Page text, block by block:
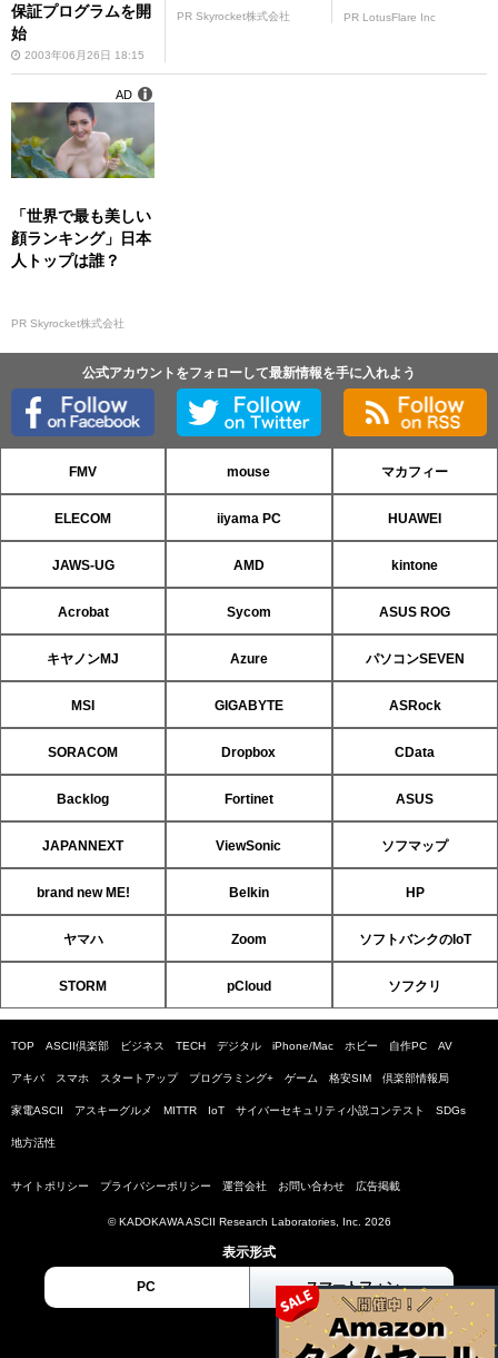
保証プログラムを開
始
2003年06月26日 18:15
PR Skyrocket株式会社 PR LotusFlare Inc
「世界で最も美しい
顔ランキング」日本
人トップは誰？
PR Skyrocket株式会社
AD
公式アカウントをフォローして最新情報を手に入れよう
FMV mouse マカフィー
ELECOM iiyama PC HUAWEI
JAWS-UG AMD kintone
Acrobat Sycom ASUS ROG
キヤノンMJ Azure パソコンSEVEN
MSI GIGABYTE ASRock
SORACOM Dropbox CData
Backlog Fortinet ASUS
JAPANNEXT ViewSonic ソフマップ
brand new ME! Belkin HP
ヤマハ Zoom ソフトバンクのIoT
STORM pCloud ソフクリ
TOP ASCII倶楽部 ビジネス TECH デジタル iPhone/Mac ホビー 自作PC AV
アキバ スマホ スタートアップ プログラミング+ ゲーム 格安SIM 倶楽部情報局
家電ASCII アスキーグルメ MITTR IoT サイバーセキュリティ小説コンテスト SDGs
地方活性
サイトポリシー プライバシーポリシー 運営会社 お問い合わせ 広告掲載
© KADOKAWA ASCII Research Laboratories, Inc. 2026
表示形式
PC スマートフォン